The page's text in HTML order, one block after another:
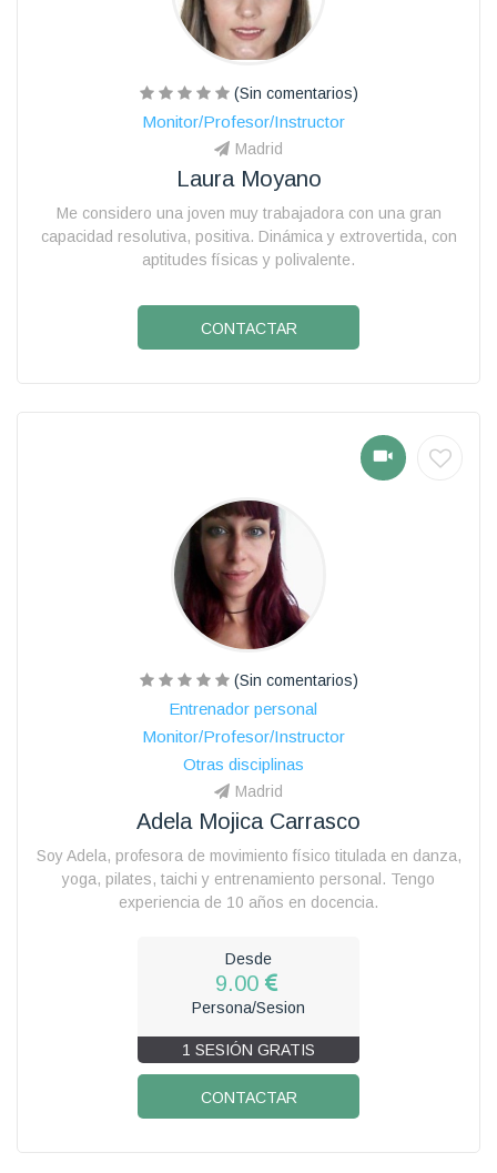
(Sin comentarios)
Monitor/Profesor/Instructor
Madrid
Laura Moyano
Me considero una joven muy trabajadora con una gran
capacidad resolutiva, positiva. Dinámica y extrovertida, con
aptitudes físicas y polivalente.
CONTACTAR
(Sin comentarios)
Entrenador personal
Monitor/Profesor/Instructor
Otras disciplinas
Madrid
Adela Mojica Carrasco
Soy Adela, profesora de movimiento físico titulada en danza,
yoga, pilates, taichi y entrenamiento personal. Tengo
experiencia de 10 años en docencia.
Desde
9.00
Persona/Sesion
1 SESIÓN GRATIS
CONTACTAR